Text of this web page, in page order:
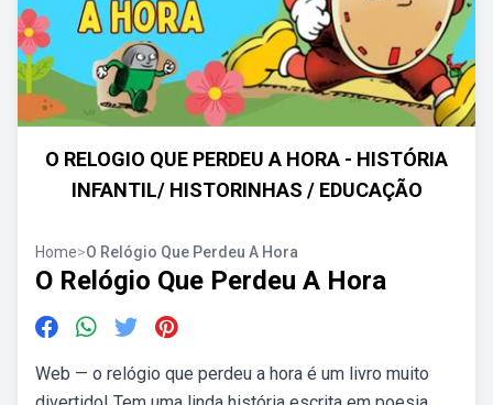
O RELOGIO QUE PERDEU A HORA - HISTÓRIA
INFANTIL/ HISTORINHAS / EDUCAÇÃO
Home>O Relógio Que Perdeu A Hora
O Relógio Que Perdeu A Hora
Web — o relógio que perdeu a hora é um livro muito